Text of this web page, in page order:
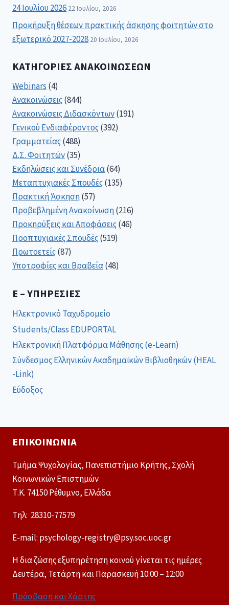
24 Ιουλίου 2026 22 Ιουλίου, 2026
Προκήρυξη θέσεων πρακτικής άσκησης φοιτητών στο
εξωτερικό 2027-2028 20 Ιουλίου, 2026
ΚΑΤΗΓΟΡΊΕΣ ΑΝΑΚΟΙΝΏΣΕΩΝ
Webinars(4)
Ανακοινώσεις(844)
Ανακοινώσεις Διδασκόντων(191)
Γενικού Ενδιαφέροντος(392)
Γραμματείας(488)
Δ.Σ. Φοιτητών(35)
Εκδηλώσεις και Συνέδρια(64)
Μεταπτυχιακές Σπουδές(135)
Πρακτική Άσκηση(57)
Προβεβλημένη Ανακοίνωση(216)
Προκηρύξεις και Αποφάσεις(46)
Προπτυχιακές Σπουδές(519)
Πρωτοετείς(87)
Υποτροφίες και Βραβεία(48)
E – ΥΠΗΡΕΣΊΕΣ
Ηλεκτρονικό Ταχυδρομείο
Students/Class EDUPORTAL
Ηλεκτρονική Πλατφόρμα Μάθησης (e-Learn)
Σύνδεσμος Ελληνικών Ακαδημαϊκών Βιβλιοθηκών (HEAL
-Link)
Εύδοξος
ΕΠΙΚΟΙΝΩΝΊΑ
Τμήμα Ψυχολογίας, Πανεπιστήμιο Κρήτης, Σχολή
Κοινωνικών Επιστημών
Τ.Κ. 74150 Ρέθυμνο, Ελλάδα
Tηλ: 28310-77579
E-mail: psychology-registry@psy.soc.uoc.gr
Η δια ζώσης εξυπηρέτηση κοινού γίνεται τις ημέρες
Δευτέρα, Τετάρτη και Παρασκευή 10:00 – 12:00
Πρόσβαση και Χάρτης